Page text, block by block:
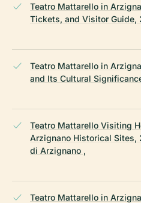
Teatro Mattarello in
Tickets, and Visitor Guide,
Teatro Mattarello in
and Its Cultural
Teatro Mattarello Visiting
Arzignano Historical Sites,
di Arzignano ,
Teatro Mattarello in